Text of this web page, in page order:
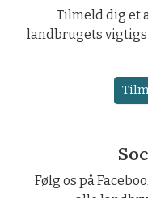
Tilmeld dig et
landbrugets
Følg os på